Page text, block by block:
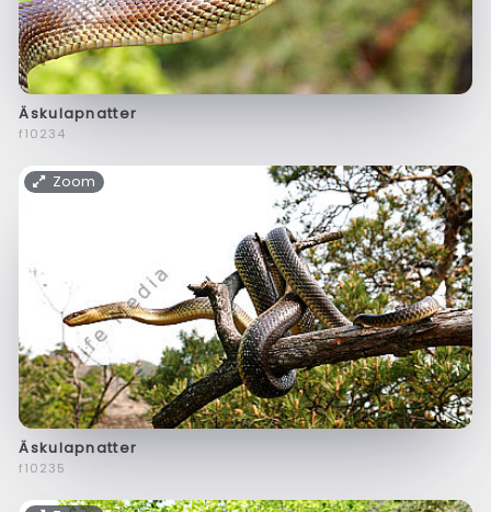
Äskulapnatter
f10234
Zoom
Äskulapnatter
f10235